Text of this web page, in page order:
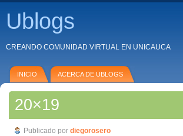
Ublogs
CREANDO COMUNIDAD VIRTUAL EN UNICAUCA
INICIO ACERCA DE UBLOGS
20×19
Publicado por diegorosero